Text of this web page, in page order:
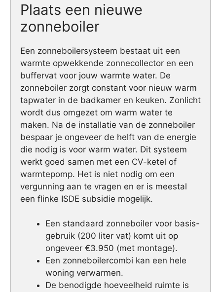
Plaats een nieuwe
zonneboiler
Een zonneboilersysteem bestaat uit een
warmte opwekkende zonnecollector en een
buffervat voor jouw warmte water. De
zonneboiler zorgt constant voor nieuw warm
tapwater in de badkamer en keuken. Zonlicht
wordt dus omgezet om warm water te
maken. Na de installatie van de zonneboiler
bespaar je ongeveer de helft van de energie
die nodig is voor warm water. Dit systeem
werkt goed samen met een CV-ketel of
warmtepomp. Het is niet nodig om een
vergunning aan te vragen en er is meestal
een flinke ISDE subsidie mogelijk.
Een standaard zonneboiler voor basis-
gebruik (200 liter vat) komt uit op
ongeveer €3.950 (met montage).
Een zonneboilercombi kan een hele
woning verwarmen.
De benodigde hoeveelheid ruimte is